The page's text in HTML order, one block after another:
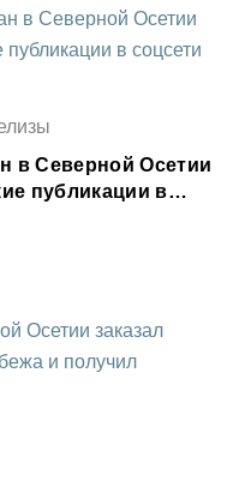
в Северной Осетии
публикации в